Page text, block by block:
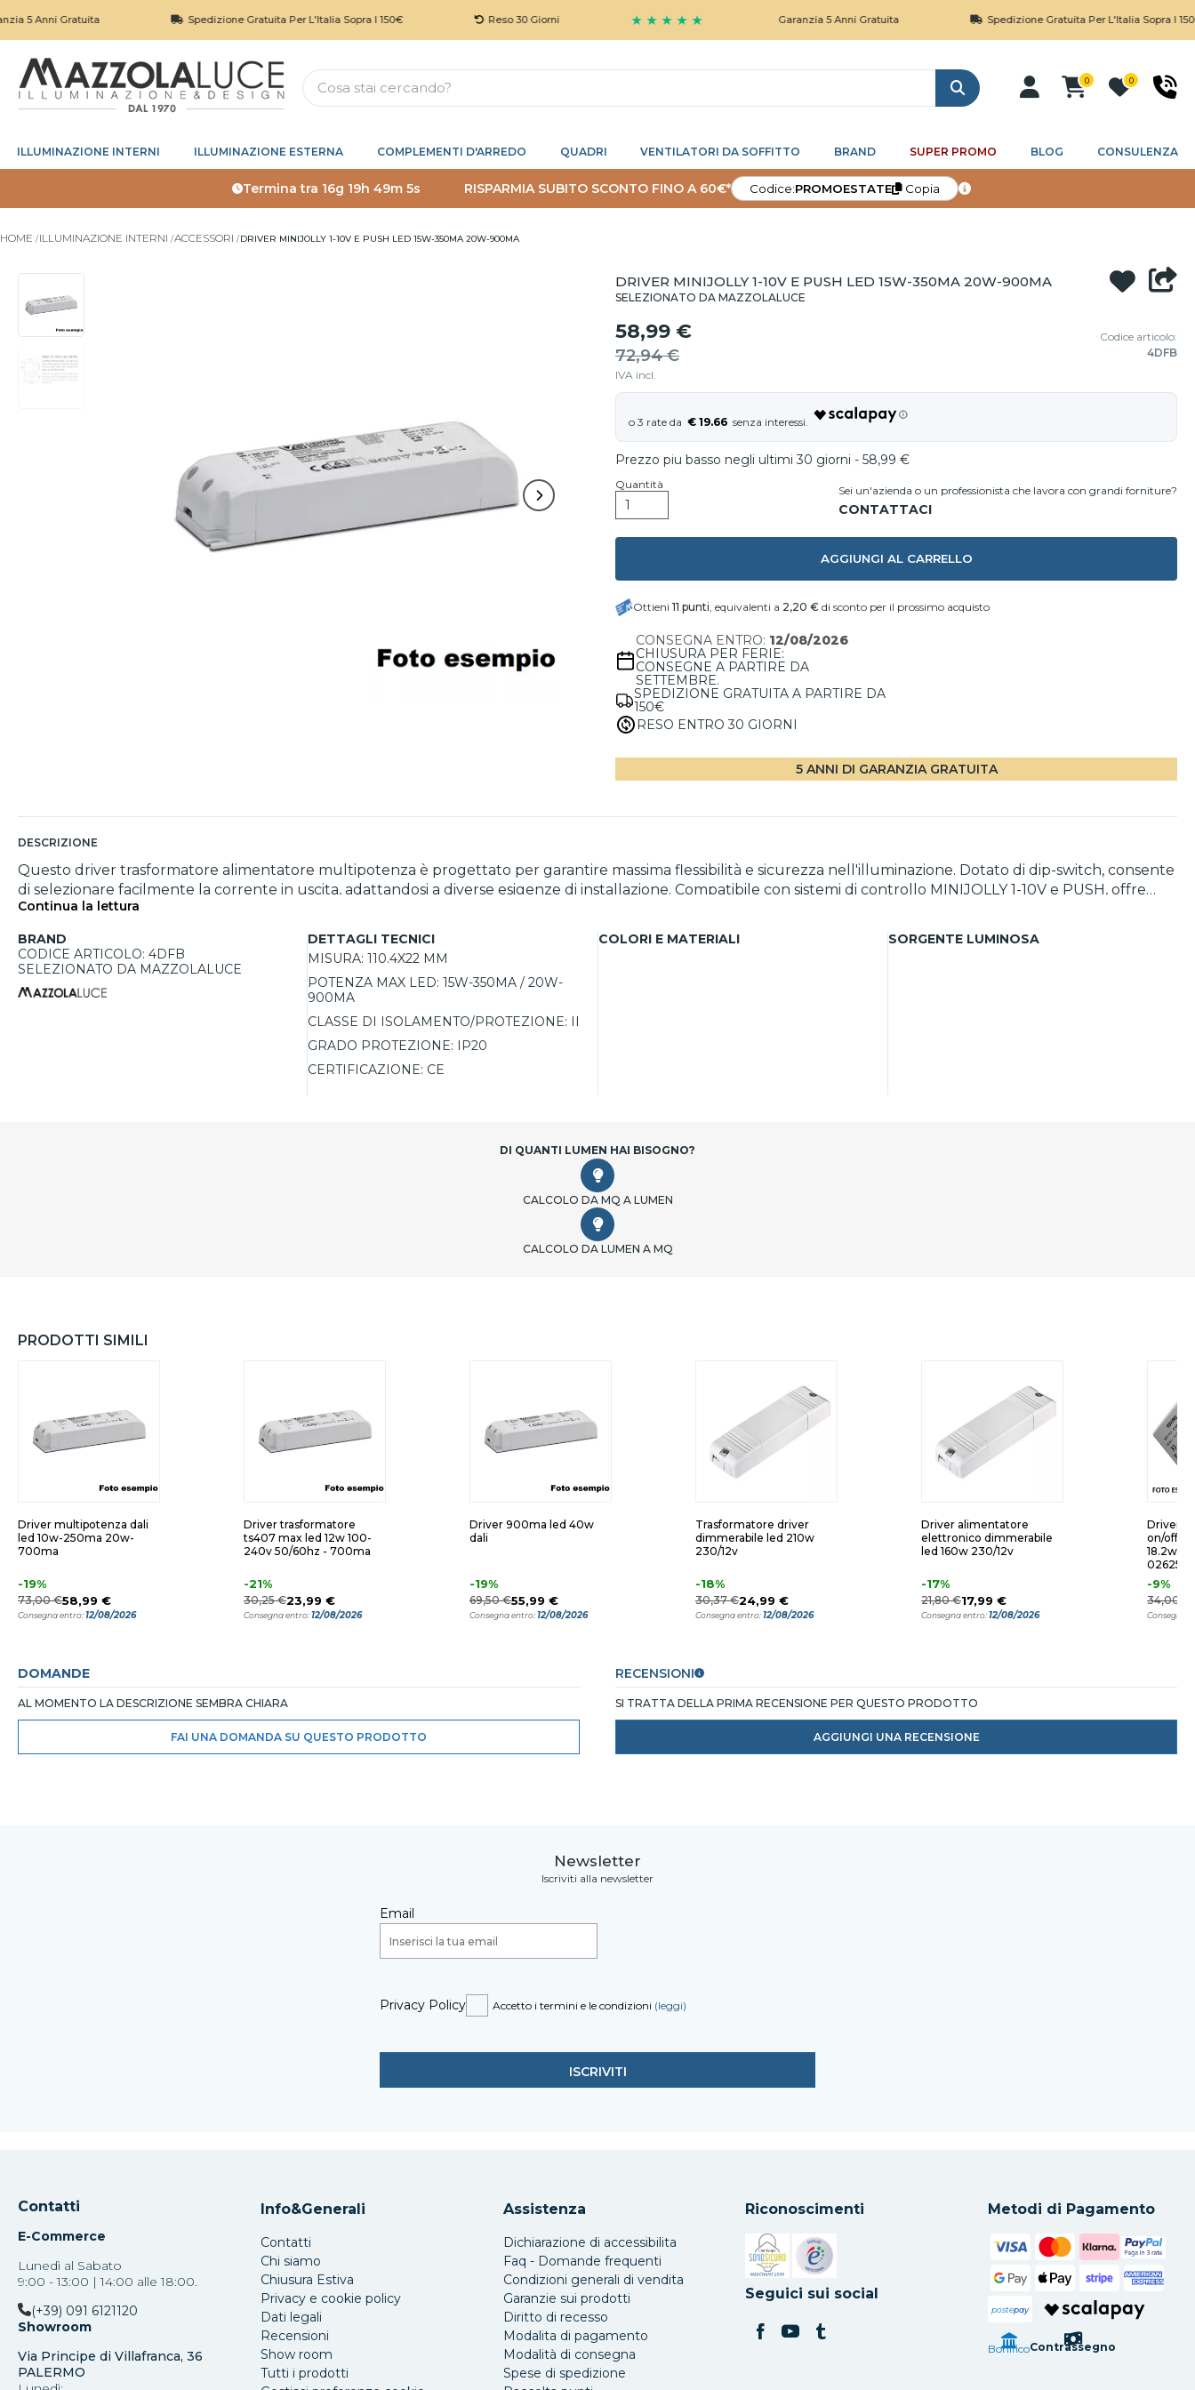
Anni Gratuita Spedizione Gratuita Per L'Italia Sopra I 150€ Reso 30 Giorni ★ ★ ★ ★ ★ Garanzia 5 Anni Gratuita Spedizione Gratuita Per L'Italia Sopra I 150€
Cerca
0 0
ILLUMINAZIONE INTERNI ILLUMINAZIONE ESTERNA COMPLEMENTI D'ARREDO QUADRI VENTILATORI DA SOFFITTO BRAND SUPER PROMO BLOG CONSULENZA
Termina tra 16g 19h 49m 4s RISPARMIA SUBITO SCONTO FINO A 60€* Codice:PROMOESTATE Copia
HOME ILLUMINAZIONE INTERNI ACCESSORI DRIVER MINIJOLLY 1-10V E PUSH LED 15W-350MA 20W-900MA
DRIVER MINIJOLLY 1-10V E PUSH LED 15W-350MA 20W-900MA
SELEZIONATO DA MAZZOLALUCE
58,99 €
72,94 €
IVA incl.
Codice articolo:
4DFB
€ 19.66
Prezzo piu basso negli ultimi 30 giorni - 58,99 €
Quantità Sei un'azienda o un professionista che lavora con grandi forniture?
AGGIUNGI AL CARRELLO
Ottieni 11 punti, equivalenti a 2,20 € di sconto per il prossimo acquisto
CONSEGNA ENTRO: 12/08/2026
CHIUSURA PER FERIE:
CONSEGNE A PARTIRE DA
SETTEMBRE.
SPEDIZIONE GRATUITA A PARTIRE DA
150€
RESO ENTRO 30 GIORNI
5 ANNI DI GARANZIA GRATUITA
DESCRIZIONE
Questo driver trasformatore alimentatore multipotenza è progettato per garantire massima flessibilità e sicurezza nell'illuminazione. Dotato di dip-switch, consente
di selezionare facilmente la corrente in uscita, adattandosi a diverse esigenze di installazione. Compatibile con sistemi di controllo MINIJOLLY 1-10V e PUSH, offre
un'ampia regolazione da 15W a 350mA fino a 20W a 900mA. Protetto in classe di isolamento II, assicura protezione contro le scosse elettriche per contatti diretti e
indiretti. Il grado di protezione IP20 lo rende ideale per ambienti interni, garantendo affidabilità e prestazioni elevate.
Continua la lettura
BRAND
CODICE ARTICOLO: 4DFB
SELEZIONATO DA MAZZOLALUCE
DETTAGLI TECNICI
MISURA: 110.4X22 MM
POTENZA MAX LED: 15W-350MA / 20W-
900MA
CLASSE DI ISOLAMENTO/PROTEZIONE: II
GRADO PROTEZIONE: IP20
CERTIFICAZIONE: CE
COLORI E MATERIALI SORGENTE LUMINOSA
DI QUANTI LUMEN HAI BISOGNO?
CALCOLO DA MQ A LUMEN
CALCOLO DA LUMEN A MQ
PRODOTTI SIMILI
Driver multipotenza dali
led 10w-250ma 20w-
700ma
-19%
73,00 €58,99 €
Consegna entro:12/08/2026
Driver trasformatore
ts407 max led 12w 100-
240v 50/60hz - 700ma
-21%
30,25 €23,99 €
Consegna entro:12/08/2026
Driver 900ma led 40w
dali
-19%
69,50 €55,99 €
Consegna entro:12/08/2026
Trasformatore driver
dimmerabile led 210w
230/12v
-18%
30,37 €24,99 €
Consegna entro:12/08/2026
Driver alimentatore
elettronico dimmerabile
led 160w 230/12v
-17%
21,80 €17,99 €
Consegna entro:12/08/2026
Driver
on/off
18.2w
026252
-9%
34,00 €
Consegna
DOMANDE
AL MOMENTO LA DESCRIZIONE SEMBRA CHIARA
FAI UNA DOMANDA SU QUESTO PRODOTTO
RECENSIONI
SI TRATTA DELLA PRIMA RECENSIONE PER QUESTO PRODOTTO
AGGIUNGI UNA RECENSIONE
Newsletter
Iscriviti alla newsletter
Email
Privacy Policy Accetto i termini e le condizioni (leggi)
Contatti
E-Commerce
Lunedì al Sabato
9:00 - 13:00 | 14:00 alle 18:00.
(+39) 091 6121120
Showroom
Via Principe di Villafranca, 36
PALERMO
Info&Generali
Contatti
Chi siamo
Chiusura Estiva
Privacy e cookie policy
Dati legali
Recensioni
Show room
Tutti i prodotti
Assistenza
Dichiarazione di accessibilita
Faq - Domande frequenti
Condizioni generali di vendita
Garanzie sui prodotti
Diritto di recesso
Modalita di pagamento
Modalità di consegna
Spese di spedizione
Riconoscimenti
Si apre in una nuova scheda
Si apre in una nuova scheda
Seguici sui social
Metodi di Pagamento
postepay
BonificoContrassegno